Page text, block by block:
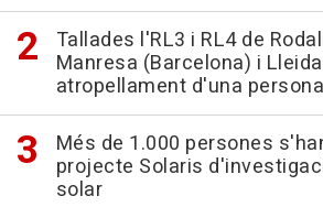
Tallades l'RL3 i RL4 de
Manresa (Barcelona) i
atropellament d'una persona
Més de 1.000 persones
projecte Solaris
solar